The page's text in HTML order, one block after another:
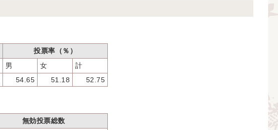
投票率（％）
男 女
計
54.65 51.18 52.75
無効投票総数